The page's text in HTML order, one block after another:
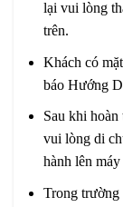
lại vui lòng
trên.
Khách có
báo Hướng
Sau khi
vui lòng di
hành lên
Trong